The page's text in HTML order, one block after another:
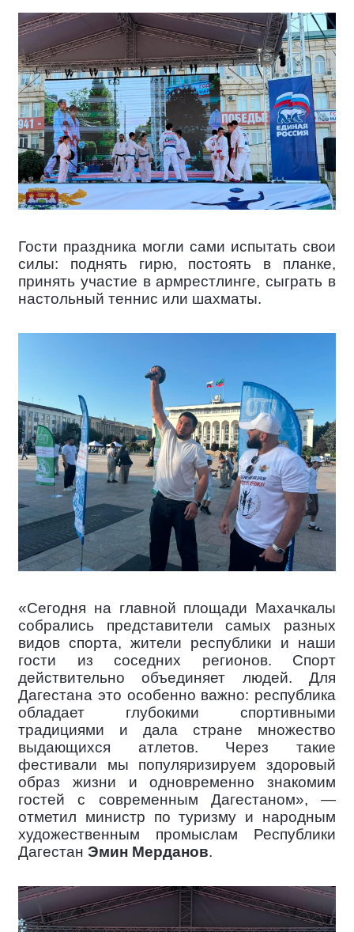
Гости праздника могли сами испытать свои
силы: поднять гирю, постоять в планке,
принять участие в армрестлинге, сыграть в
настольный теннис или шахматы.
«Сегодня на главной площади Махачкалы
собрались представители самых разных
видов спорта, жители республики и наши
гости из соседних регионов. Спорт
действительно объединяет людей. Для
Дагестана это особенно важно: республика
обладает глубокими спортивными
традициями и дала стране множество
выдающихся атлетов. Через такие
фестивали мы популяризируем здоровый
образ жизни и одновременно знакомим
гостей с современным Дагестаном», —
отметил министр по туризму и народным
художественным промыслам Республики
Дагестан Эмин Мерданов.